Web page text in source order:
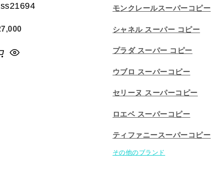
モンクレールスーパーコピー
シャネル スーパー コピー
プラダ スーパー コピー
ウブロ スーパーコピー
セリーヌ スーパーコピー​
ロエベ スーパーコピー
ティファニースーパーコピー
その他のブランド